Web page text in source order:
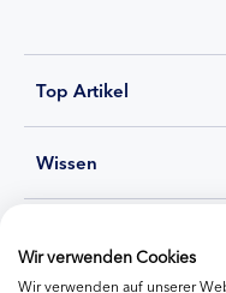
Top Artikel
Wissen
Wir verwenden Cookies
Wir verwenden auf unserer